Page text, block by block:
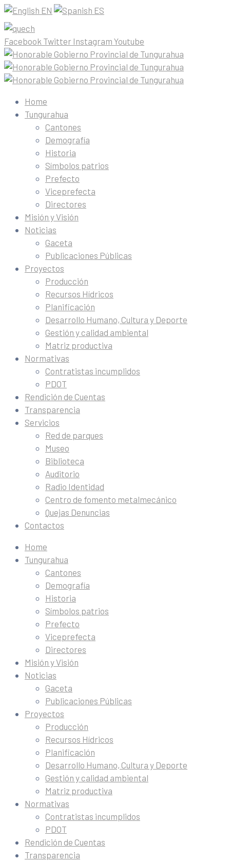
EN ES
Facebook Twitter Instagram Youtube
Home
Tungurahua
Cantones
Demografía
Historia
Símbolos patrios
Prefecto
Viceprefecta
Directores
Misión y Visión
Noticias
Gaceta
Publicaciones Públicas
Proyectos
Producción
Recursos Hídricos
Planificación
Desarrollo Humano, Cultura y Deporte
Gestión y calidad ambiental
Matriz productiva
Normativas
Contratistas incumplidos
PDOT
Rendición de Cuentas
Transparencia
Servicios
Red de parques
Museo
Biblioteca
Auditorio
Radio Identidad
Centro de fomento metalmecánico
Quejas Denuncias
Contactos
Home
Tungurahua
Cantones
Demografía
Historia
Símbolos patrios
Prefecto
Viceprefecta
Directores
Misión y Visión
Noticias
Gaceta
Publicaciones Públicas
Proyectos
Producción
Recursos Hídricos
Planificación
Desarrollo Humano, Cultura y Deporte
Gestión y calidad ambiental
Matriz productiva
Normativas
Contratistas incumplidos
PDOT
Rendición de Cuentas
Transparencia